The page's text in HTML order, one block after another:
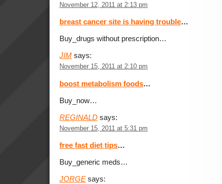
November 12, 2011 at 2:13 pm
breast cancer site is having trouble…
Buy_drugs without prescription…
JIM says:
November 15, 2011 at 2:10 pm
boost metabolism foods…
Buy_now…
REGINALD says:
November 15, 2011 at 5:31 pm
free fast diet tips…
Buy_generic meds…
JORGE says: